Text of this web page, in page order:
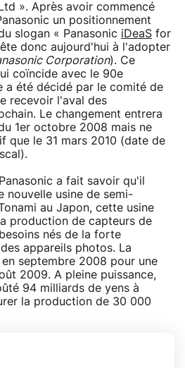
». Après avoir commencé
un positionnement
slogan « Panasonic iDeaS for
donc aujourd'hui à l'adopter
Corporation). Ce
coïncide avec le 90e
a été décidé par le comité de
recevoir l'aval des
Le changement entrera
1er octobre 2008 mais ne
que le 31 mars 2010 (date de
a fait savoir qu'il
nouvelle usine de semi-
au Japon, cette usine
production de capteurs de
nés de la forte
appareils photos. La
septembre 2008 pour une
2009. A pleine puissance,
94 milliards de yens à
la production de 30 000